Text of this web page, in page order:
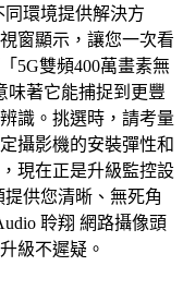
環境提供解決方
窗顯示，讓您一次看
5G雙頻400萬畫素無
味著它能捕捉到更豐
識。挑選時，請考量
攝影機的安裝彈性和
現在正是升級監控設
供您清晰、無死角
聆翔 網路攝像頭
級不遲疑。